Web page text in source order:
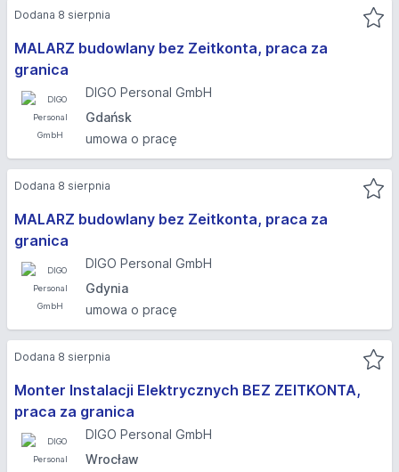
MALARZ budowlany bez Zeitkonta, praca za
granica
DIGO Personal GmbH
Gdańsk
umowa o pracę
Dodana 8 sierpnia
MALARZ budowlany bez Zeitkonta, praca za
granica
DIGO Personal GmbH
Gdynia
umowa o pracę
Dodana 8 sierpnia
Monter Instalacji Elektrycznych BEZ ZEITKONTA,
praca za granica
DIGO Personal GmbH
Wrocław
Dodana 8 sierpnia